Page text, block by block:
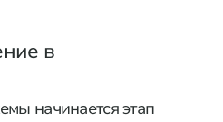
в
начинается этап